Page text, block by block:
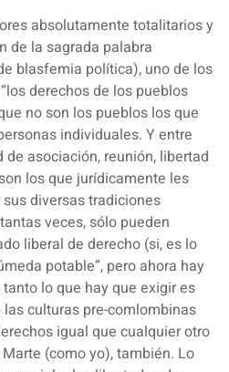
absolutamente totalitarios y
de la sagrada palabra
blasfemia política), uno de los
derechos de los pueblos
no son los pueblos los que
individuales. Y entre
asociación, reunión, libertad
los que jurídicamente les
diversas tradiciones
veces, sólo pueden
liberal de derecho (si, es lo
potable”, pero ahora hay
lo que hay que exigir es
culturas pre-comlombinas
igual que cualquier otro
(como yo), también. Lo